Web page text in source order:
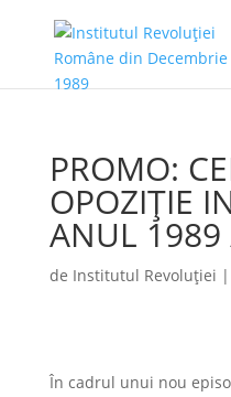
PROMO:
OPOZIȚIE
ANUL 1989
de Institutul Revoluției |
În cadrul unui nou